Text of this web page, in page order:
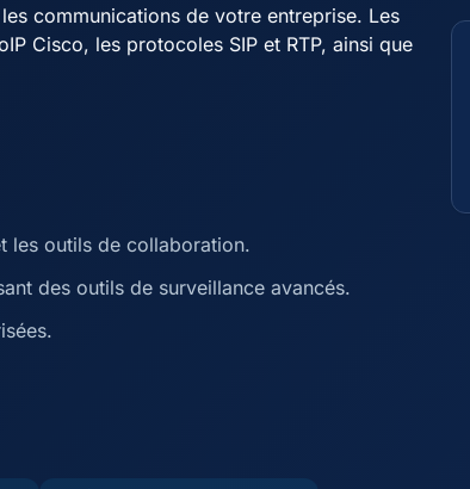
communications de votre entreprise. Les
Cisco, les protocoles SIP et RTP, ainsi que
les outils de collaboration.
des outils de surveillance avancés.